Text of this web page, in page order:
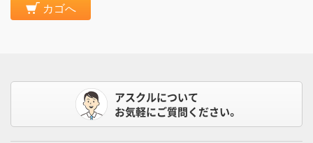
カゴへ
アスクルについて
お気軽にご質問ください。